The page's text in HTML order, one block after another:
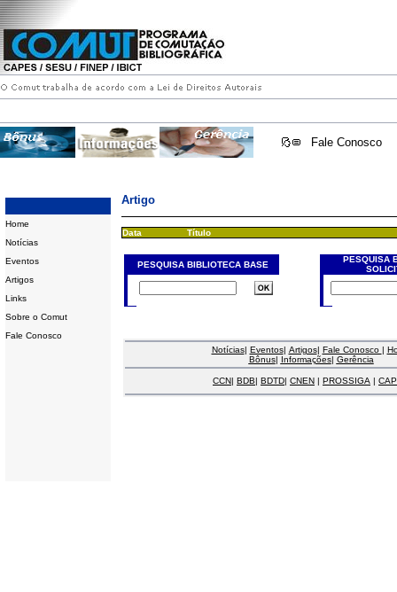
Fale Conosco
Home
Notícias
Eventos
Artigos
Links
Sobre o Comut
Fale Conosco
Artigo
Data Título
PESQUISA BIBLIOTECA BASE
PESQUISA
Notícias| Eventos| Artigos| Fale Conosco |
Bônus| Informações| Gerência
CCN| BDB| BDTD| CNEN | PROSSIGA |